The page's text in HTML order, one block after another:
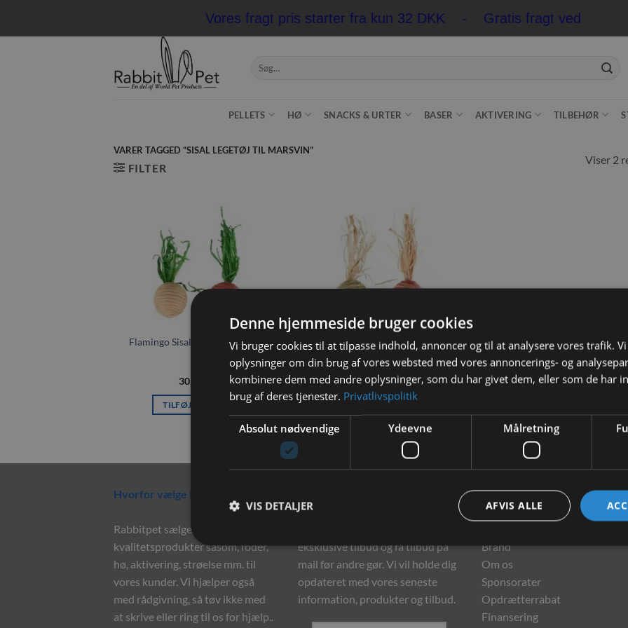
Vores fragt pris starter fra kun 32 DKK - Gratis fragt ved køb over
Søg
efter:
PELLETS HØ SNACKS & URTER BASER AKTIVERING TILBEHØR
VARER TAGGED “SISAL LEGETØJ TIL MARSVIN”
FILTER
Viser 2
ønskeliste
Flamingo Sisal Radise Radi 2 stk
30,00
TILFØJ TIL KURV
Flamingo Sisal Radise Radou 2 stk
30,00kr.
TILFØJ TIL KURV
Hvorfor vælge Rabbitpet?
Rabbitpet sælger ikke kun
kvalitetsprodukter såsom, foder,
hø, aktivering, strøelse mm. til
vores kunder. Vi hjælper også
med rådgivning, så tøv ikke med
at skrive eller ring til os for hjælp..
eksklusive tilbud og få tilbud på
mail før andre gør. Vi vil holde dig
opdateret med vores seneste
information, produkter og tilbud.
Information
Brand
Om os
Sponsorater
Opdrætterrabat
Finansering
Denne hjemmeside bruger cookies
Vi bruger cookies til at tilpasse indhold, annoncer og til at analysere vores trafik.
oplysninger om din brug af vores websted med vores annoncerings- og
kombinere dem med andre oplysninger, som du har givet dem, eller som de har
brug af deres tjenester. Privatlivspolitik
Absolut nødvendige Ydeevne Målretning
AFVIS ALLE
VIS DETALJER